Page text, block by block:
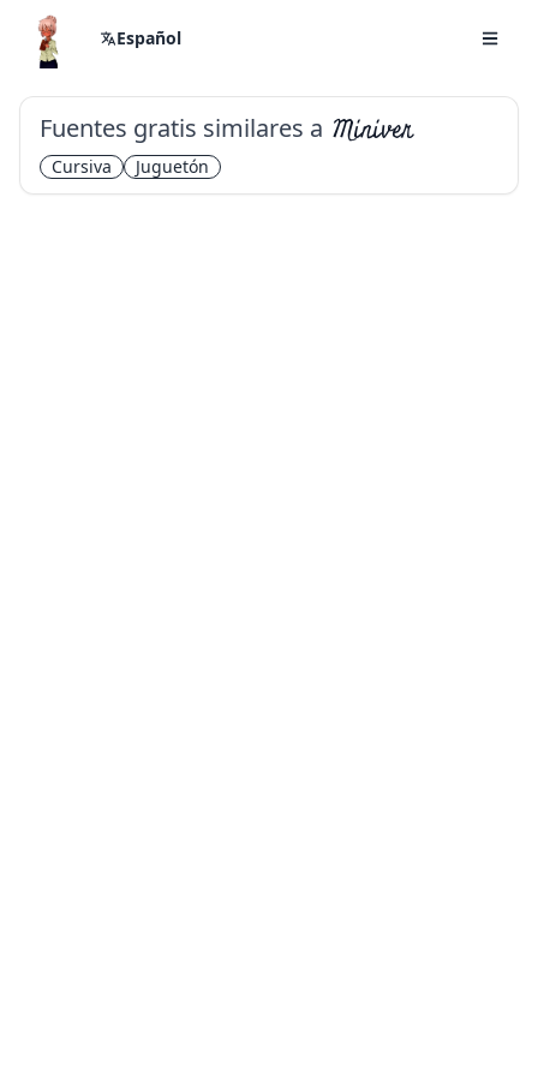
Español
Fuentes gratis similares a Miniver
Cursiva Juguetón